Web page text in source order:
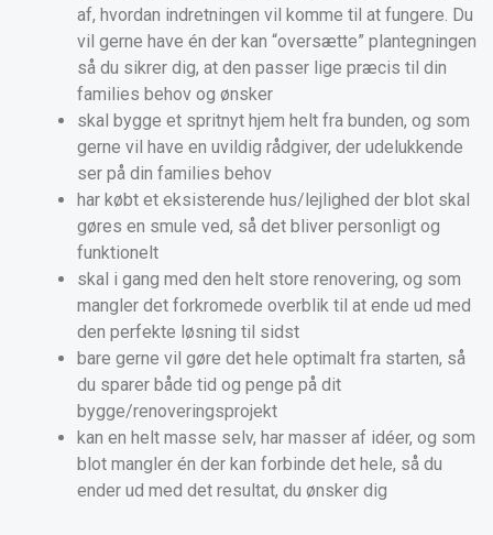
af, hvordan indretningen vil komme til at fungere. Du
vil gerne have én der kan “oversætte” plantegningen
så du sikrer dig, at den passer lige præcis til din
families behov og ønsker
skal bygge et spritnyt hjem helt fra bunden, og som
gerne vil have en uvildig rådgiver, der udelukkende
ser på din families behov
har købt et eksisterende hus/lejlighed der blot skal
gøres en smule ved, så det bliver personligt og
funktionelt
skal i gang med den helt store renovering, og som
mangler det forkromede overblik til at ende ud med
den perfekte løsning til sidst
bare gerne vil gøre det hele optimalt fra starten, så
du sparer både tid og penge på dit
bygge/renoveringsprojekt
kan en helt masse selv, har masser af idéer, og som
blot mangler én der kan forbinde det hele, så du
ender ud med det resultat, du ønsker dig